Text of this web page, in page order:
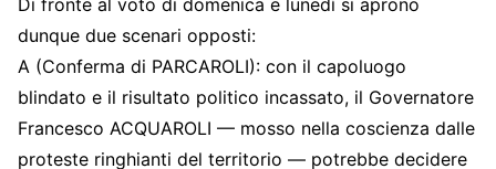
Di fronte al voto di domenica e lunedì si aprono
dunque due scenari opposti:
A (Conferma di PARCAROLI): con il capoluogo
blindato e il risultato politico incassato, il Governatore
Francesco ACQUAROLI — mosso nella coscienza dalle
proteste ringhianti del territorio — potrebbe decidere